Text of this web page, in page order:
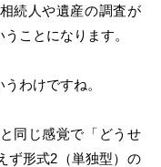
続人や遺産の調査が
ことになります。
わけですね。
同じ感覚で「どうせ
ず形式2（単独型）の